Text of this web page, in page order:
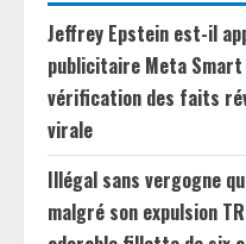
Jeffrey Epstein est-il
publicitaire Meta Smart
vérification des faits
virale
Illégal sans vergogne
malgré son expulsion